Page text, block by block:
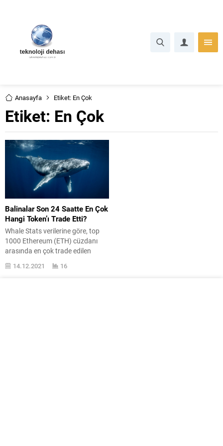
Anasayfa Etiket: En Çok
Etiket: En Çok
Balinalar Son 24 Saatte En Çok
Hangi Token’ı Trade Etti?
Whale Stats verilerine göre, top
1000 Ethereum (ETH) cüzdanı
arasında en çok trade edilen
dakika gelişmelerden ...
14.12.2021 16